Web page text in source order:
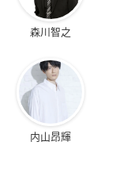
森川智之
内山昂輝